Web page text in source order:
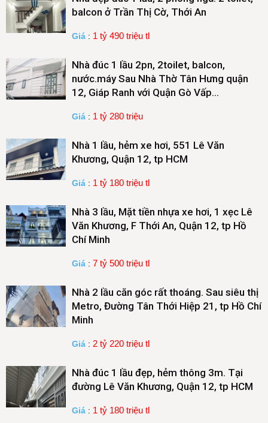
balcon ở Trần Thị Cờ, Thới An
Giá : 1 tỷ 490 triệu tl
Nhà đúc 1 lầu 2pn, 2toilet, balcon,
nước.máy Sau Nhà Thờ Tân Hưng quận
12, Giáp Ranh với Quận Gò Vấp…
Giá : 1 tỷ 280 triệu
Nhà 1 lầu, hẻm xe hơi, 551 Lê Văn
Khương, Quận 12, tp HCM
Giá : 1 tỷ 180 triệu tl
Nhà 3 lầu, Mặt tiền nhựa xe hơi, 1 xẹc Lê
Văn Khương, F Thới An, Quận 12, tp Hồ
Chí Minh
Giá : 7 tỷ 500 triệu tl
Nhà 2 lầu căn góc rất thoáng. Sau siêu thị
Metro, Đường Tân Thới Hiệp 21, tp Hồ Chí
Minh
Giá : 2 tỷ 220 triệu tl
Nhà đúc 1 lầu đẹp, hẻm thông 3m. Tại
đường Lê Văn Khương, Quận 12, tp HCM
Giá : 1 tỷ 180 triệu tl